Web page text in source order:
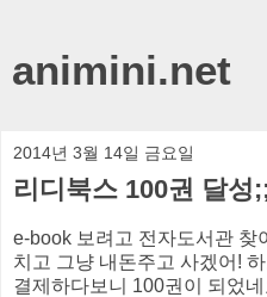
animini.net
2014년 3월 14일 금요일
리디북스 100권 달성
e-book 보려고 전자도서관 찾
치고 그냥 내돈주고 사겠어!
결제하다보니 100권이 되었네